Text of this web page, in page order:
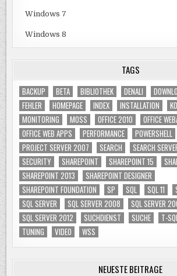
Windows 7
Windows 8
TAGS
BACKUP BETA BIBLIOTHEK DENALI
FEHLER
HOMEPAGE INDEX INSTALLATION
MONITORING
MOSS OFFICE 2010
OFFICE
OFFICE WEB APPS
PERFORMANCE
POWERSHELL
PROJECT SERVER 2007
SEARCH
SEARCH
SECURITY
SHAREPOINT SHAREPOINT 15
SHAREPOINT 2013
SHAREPOINT DESIGNER
SHAREPOINT FOUNDATION
SP SQL SQL 11
SQL SERVER
SQL SERVER 2008
SQL SERVER
SQL SERVER 2012
SUCHDIENST SUCHE T-SQL
TUNING
VIDEO WSS
NEUESTE BEITRÄGE